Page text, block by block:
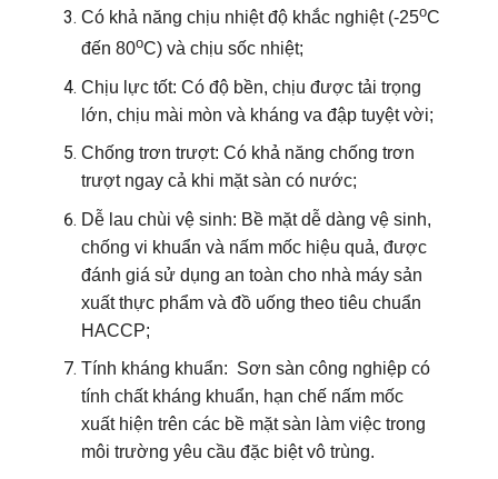
Có khả năng chịu nhiệt độ khắc nghiệt (-25oC
đến 80oC) và chịu sốc nhiệt;
Chịu lực tốt: Có độ bền, chịu được tải trọng
lớn, chịu mài mòn và kháng va đập tuyệt vời;
Chống trơn trượt: Có khả năng chống trơn
trượt ngay cả khi mặt sàn có nước;
Dễ lau chùi vệ sinh: Bề mặt dễ dàng vệ sinh,
chống vi khuẩn và nấm mốc hiệu quả, được
đánh giá sử dụng an toàn cho nhà máy sản
xuất thực phẩm và đồ uống theo tiêu chuẩn
HACCP;
Tính kháng khuẩn: Sơn sàn công nghiệp có
tính chất kháng khuẩn, hạn chế nấm mốc
xuất hiện trên các bề mặt sàn làm việc trong
môi trường yêu cầu đặc biệt vô trùng.